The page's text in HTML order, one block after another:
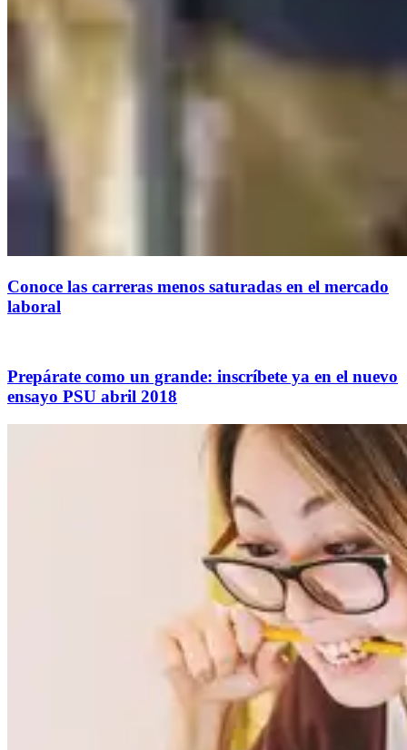
Conoce las carreras menos saturadas en el mercado
laboral
Prepárate como un grande: inscríbete ya en el nuevo
ensayo PSU abril 2018